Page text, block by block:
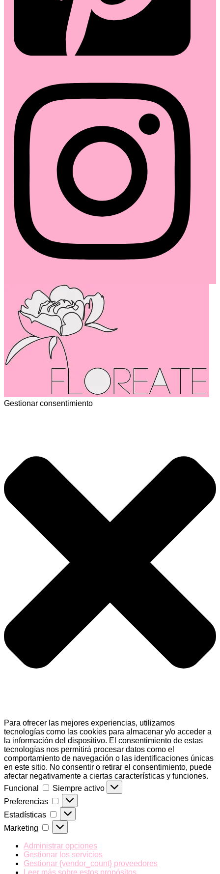
Gestionar consentimiento
Para ofrecer las mejores experiencias, utilizamos
tecnologías como las cookies para almacenar y/o acceder a
la información del dispositivo. El consentimiento de estas
tecnologías nos permitirá procesar datos como el
comportamiento de navegación o las identificaciones únicas
en este sitio. No consentir o retirar el consentimiento, puede
afectar negativamente a ciertas características y funciones.
Funcional
Funcional
Siempre activo
Preferencias
Preferencias
Estadísticas Estadísticas
Marketing Marketing
Administrar opciones
Gestionar los servicios
Gestionar {vendor_count} proveedores